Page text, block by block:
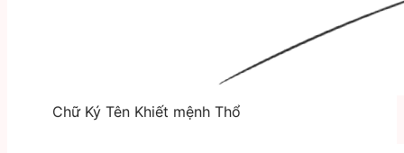
Chữ Ký Tên Khiết mệnh Thổ